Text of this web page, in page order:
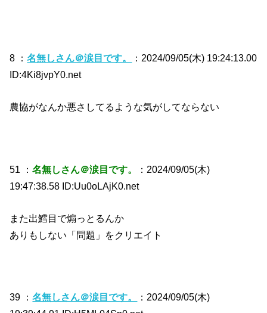
8 ：名無しさん＠涙目です。
：2024/09/05(木) 19:24:13.00
ID:4Ki8jvpY0.net
農協がなんか悪さしてるような気がしてならない
51 ：名無しさん＠涙目です。
：2024/09/05(木)
19:47:38.58 ID:Uu0oLAjK0.net
また出鱈目で煽っとるんか
ありもしない「問題」をクリエイト
39 ：名無しさん＠涙目です。
：2024/09/05(木)